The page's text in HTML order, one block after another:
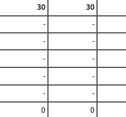
30 30
- -
- -
- -
- -
- -
0 0